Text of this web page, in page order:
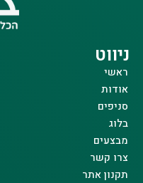
ניווט
ראשי
אודות
סניפים
בלוג
מבצעים
צרו קשר
תקנון אתר